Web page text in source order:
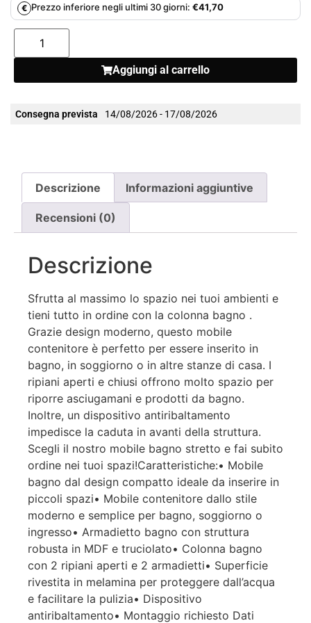
€ Prezzo inferiore negli ultimi 30 giorni: €41,70
Aggiungi al carrello
Consegna prevista 14/08/2026 - 17/08/2026
Descrizione Informazioni aggiuntive
Recensioni (0)
Descrizione
Sfrutta al massimo lo spazio nei tuoi ambienti e
tieni tutto in ordine con la colonna bagno .
Grazie design moderno, questo mobile
contenitore è perfetto per essere inserito in
bagno, in soggiorno o in altre stanze di casa. I
ripiani aperti e chiusi offrono molto spazio per
riporre asciugamani e prodotti da bagno.
Inoltre, un dispositivo antiribaltamento
impedisce la caduta in avanti della struttura.
Scegli il nostro mobile bagno stretto e fai subito
ordine nei tuoi spazi!Caratteristiche:• Mobile
bagno dal design compatto ideale da inserire in
piccoli spazi• Mobile contenitore dallo stile
moderno e semplice per bagno, soggiorno o
ingresso• Armadietto bagno con struttura
robusta in MDF e truciolato• Colonna bagno
con 2 ripiani aperti e 2 armadietti• Superficie
rivestita in melamina per proteggere dall’acqua
e facilitare la pulizia• Dispositivo
antiribaltamento• Montaggio richiesto Dati